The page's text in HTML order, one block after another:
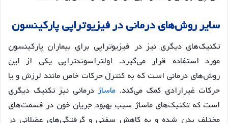
سایر روش‌های درمانی در فیزیوتراپی پارکینسون
تکنیک‌های دیگری نیز در فیزیوتراپی برای بیماران پارکینسون
مورد استفاده قرار می‌گیرد. اولتراسوندتراپی یکی از این
روش‌های درمانی است که به کنترل حرکات خاص مانند لرزش و یا
حرکات غیرارادی کمک می‌کند. ماساژ درمانی نیز تکنیک دیگری
است که تکنیک‌های ماساژ سبب بهبود جریان خون در قسمت‌های
مختلف بدن شده و به کاهش سفتی و گرفتگی‌های عضلانی در